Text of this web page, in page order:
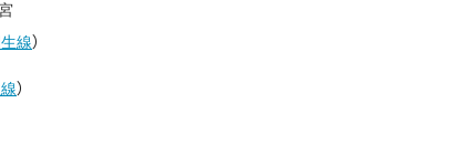
線）
）